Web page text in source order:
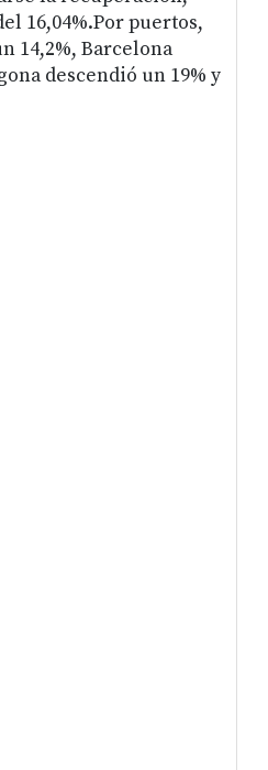
16,04%.Por puertos,
14,2%, Barcelona
descendió un 19% y